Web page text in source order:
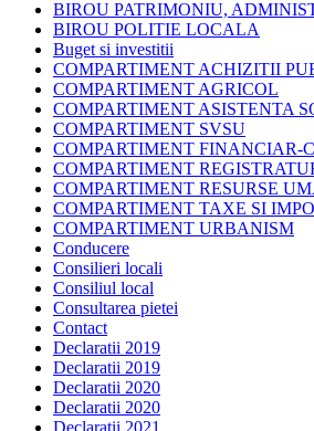
BIROU PATRIMONIU,
BIROU POLITIE LOCALA
Buget si investitii
COMPARTIMENT ACHIZITII
COMPARTIMENT AGRICOL
COMPARTIMENT ASISTENTA
COMPARTIMENT SVSU
COMPARTIMENT FINANCIAR-
COMPARTIMENT
COMPARTIMENT RESURSE
COMPARTIMENT TAXE SI
COMPARTIMENT URBANISM
Conducere
Consilieri locali
Consiliul local
Consultarea pietei
Contact
Declaratii 2019
Declaratii 2019
Declaratii 2020
Declaratii 2020
Declaratii 2021